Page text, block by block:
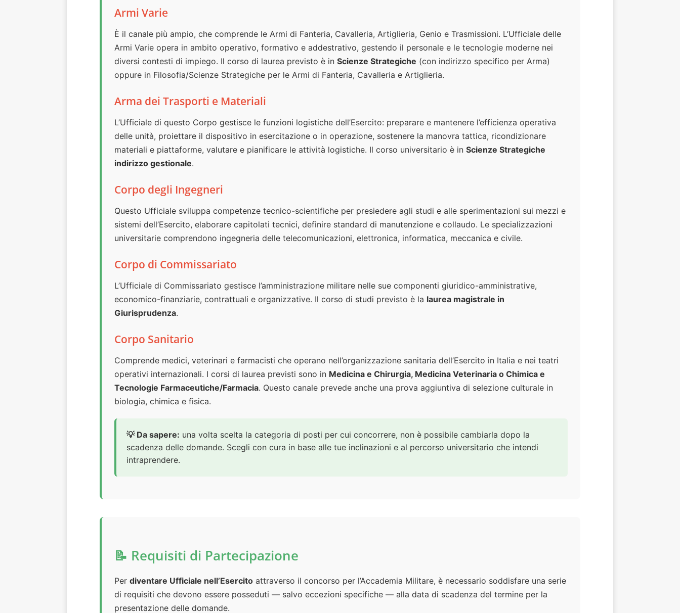
Armi Varie
È il canale più ampio, che comprende le Armi di Fanteria, Cavalleria, Artiglieria, Genio e Trasmissioni. L’Ufficiale delle
Armi Varie opera in ambito operativo, formativo e addestrativo, gestendo il personale e le tecnologie moderne nei
diversi contesti di impiego. Il corso di laurea previsto è in Scienze Strategiche (con indirizzo specifico per Arma)
oppure in Filosofia/Scienze Strategiche per le Armi di Fanteria, Cavalleria e Artiglieria.
Arma dei Trasporti e Materiali
L’Ufficiale di questo Corpo gestisce le funzioni logistiche dell’Esercito: preparare e mantenere l’efficienza operativa
delle unità, proiettare il dispositivo in esercitazione o in operazione, sostenere la manovra tattica, ricondizionare
materiali e piattaforme, valutare e pianificare le attività logistiche. Il corso universitario è in Scienze Strategiche
indirizzo gestionale.
Corpo degli Ingegneri
Questo Ufficiale sviluppa competenze tecnico-scientifiche per presiedere agli studi e alle sperimentazioni sui mezzi e
sistemi dell’Esercito, elaborare capitolati tecnici, definire standard di manutenzione e collaudo. Le specializzazioni
universitarie comprendono ingegneria delle telecomunicazioni, elettronica, informatica, meccanica e civile.
Corpo di Commissariato
L’Ufficiale di Commissariato gestisce l’amministrazione militare nelle sue componenti giuridico-amministrative,
economico-finanziarie, contrattuali e organizzative. Il corso di studi previsto è la laurea magistrale in
Giurisprudenza.
Corpo Sanitario
Comprende medici, veterinari e farmacisti che operano nell’organizzazione sanitaria dell’Esercito in Italia e nei teatri
operativi internazionali. I corsi di laurea previsti sono in Medicina e Chirurgia, Medicina Veterinaria o Chimica e
Tecnologie Farmaceutiche/Farmacia. Questo canale prevede anche una prova aggiuntiva di selezione culturale in
biologia, chimica e fisica.
💡 Da sapere: una volta scelta la categoria di posti per cui concorrere, non è possibile cambiarla dopo la
scadenza delle domande. Scegli con cura in base alle tue inclinazioni e al percorso universitario che intendi
intraprendere.
📝 Requisiti di Partecipazione
Per diventare Ufficiale nell’Esercito attraverso il concorso per l’Accademia Militare, è necessario soddisfare una serie
di requisiti che devono essere posseduti — salvo eccezioni specifiche — alla data di scadenza del termine per la
presentazione delle domande.